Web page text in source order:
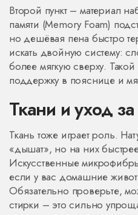
Второй пункт – материал
памяти (Memory Foam)
но дешёвая пена быстро
искать двойную систему:
более мягкую сверху.
поддержку в пояснице и
Ткани и уход
Ткань тоже играет роль.
«дышат», но на них
Искусственные
если у вас домашние
Обязательно проверьте,
стирки – это сильно